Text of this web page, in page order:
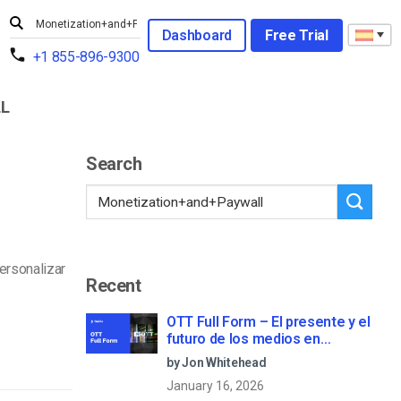
+1 855-896-9300
Dashboard Free Trial
Search
Recent
OTT Full Form – El presente y el
futuro de los medios en
streaming
by Jon Whitehead
January 16, 2026